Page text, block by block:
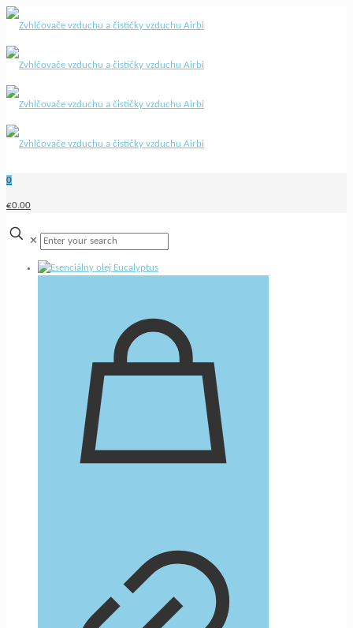
0
€0.00
✕